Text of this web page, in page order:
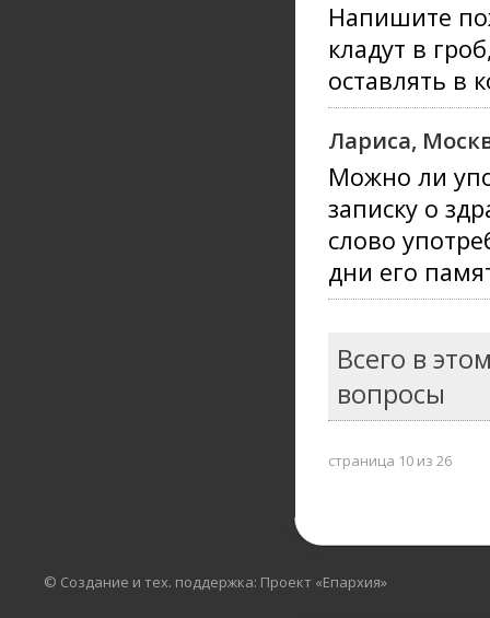
Напишите
кладут в
оставлять в
Лариса,
Можно ли
записку о
слово
дни его
Всего в
вопросы
страница 10 из 26
© Создание и тех. поддержка: Проект «Епархия»